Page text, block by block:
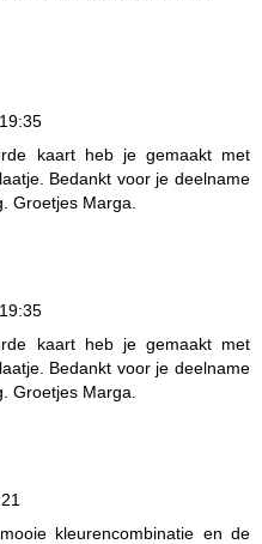
kaart heb je gemaakt met
Bedankt voor je deelname
Groetjes Marga.
kaart heb je gemaakt met
Bedankt voor je deelname
Groetjes Marga.
kleurencombinatie en de